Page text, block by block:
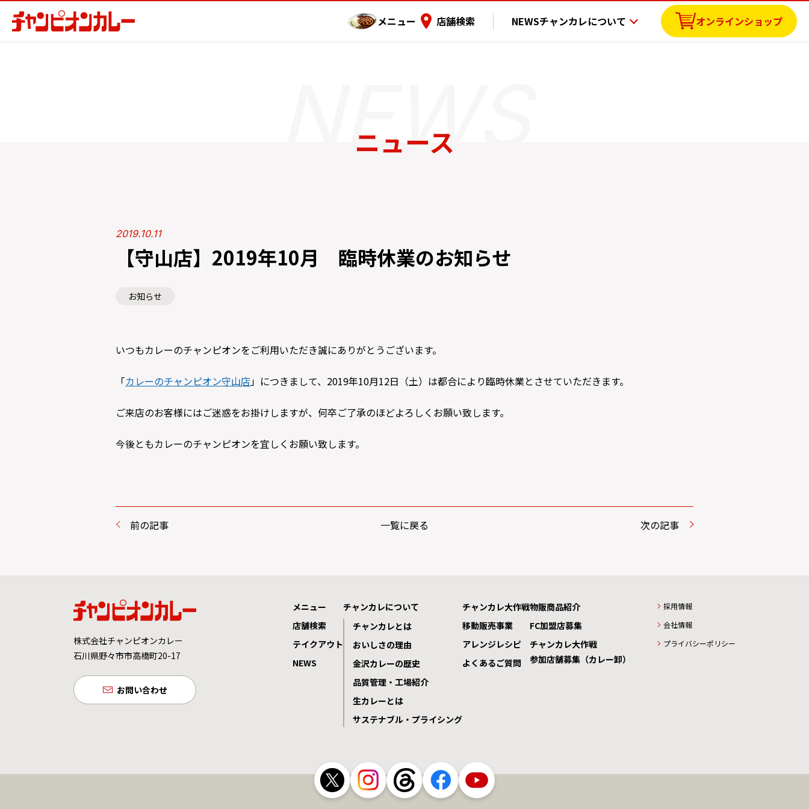
メニュー 店舗検索 NEWSチャンカレについて オンラインショップ
ニュース
2019.10.11
【守山店】2019年10月 臨時休業のお知らせ
お知らせ
いつもカレーのチャンピオンをご利用いただき誠にありがとうございます。
「カレーのチャンピオン守山店」につきまして、2019年10月12日（土）は都合により臨時休業とさせていただきます。
ご来店のお客様にはご迷惑をお掛けしますが、何卒ご了承のほどよろしくお願い致します。
今後ともカレーのチャンピオンを宜しくお願い致します。
前の記事 一覧に戻る 次の記事
株式会社チャンピオンカレー
石川県野々市市高橋町20-17
お問い合わせ
メニュー
店舗検索
テイクアウト
NEWS
チャンカレについて
チャンカレとは
おいしさの理由
金沢カレーの歴史
品質管理・工場紹介
生カレーとは
サステナブル・プライシング
チャンカレ大作戦
移動販売事業
アレンジレシピ
よくあるご質問
物販商品紹介
FC加盟店募集
チャンカレ大作戦
参加店舗募集（カレー卸）
採用情報
会社情報
プライバシーポリシー